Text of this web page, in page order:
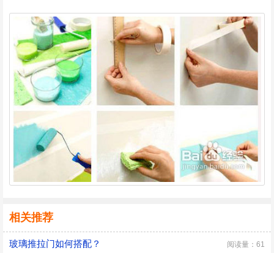
相关推荐
玻璃推拉门如何搭配？ 阅读量：61